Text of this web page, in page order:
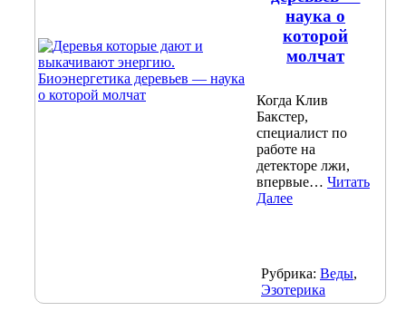
наука о
которой
молчат
Когда Клив
Бакстер,
специалист по
работе на
детекторе лжи,
впервые… Читать
Далее
Рубрика: Веды,
Эзотерика